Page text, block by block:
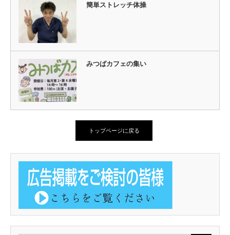
簡単ストレッチ体操
みつばカフェの集い
トップページに戻る